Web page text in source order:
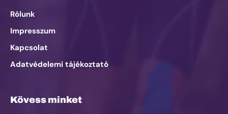
Rólunk
Impresszum
Kapcsolat
Adatvédelemi tájékoztató
Kövess minket